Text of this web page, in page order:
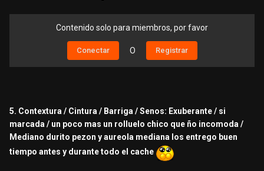
Contenido solo para miembros, por favor
Conectar O Registrar
5. Contextura / Cintura / Barriga / Senos: Exuberante / si
marcada / un poco mas un rolluelo chico que ño incomoda /
Mediano durito pezon y aureola mediana los entrego buen
tiempo antes y durante todo el cache